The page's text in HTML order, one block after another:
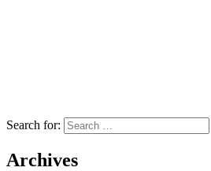
Search for:
Archives